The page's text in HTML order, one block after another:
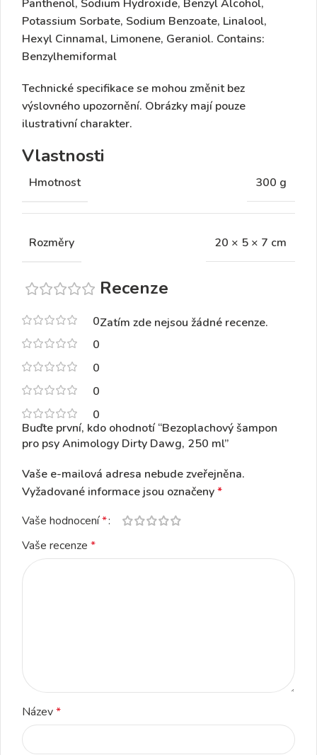
Panthenol, Sodium Hydroxide, Benzyl Alcohol,
Potassium Sorbate, Sodium Benzoate, Linalool,
Hexyl Cinnamal, Limonene, Geraniol. Contains:
Benzylhemiformal
Technické specifikace se mohou změnit bez
výslovného upozornění. Obrázky mají pouze
ilustrativní charakter.
Vlastnosti
Hmotnost 300 g
Rozměry 20 × 5 × 7 cm
0
0
0
0
0
Recenze
Zatím zde nejsou žádné recenze.
Buďte první, kdo ohodnotí “Bezoplachový šampon
pro psy Animology Dirty Dawg, 250 ml”
Vaše e-mailová adresa nebude zveřejněna.
Vyžadované informace jsou označeny*
Vaše hodnocení*
Vaše recenze *
Název*